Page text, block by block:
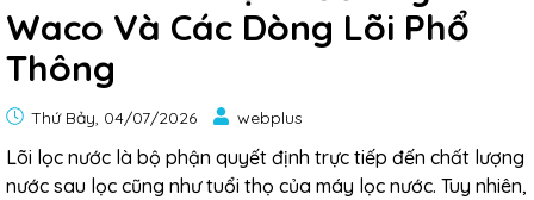
Waco Và Các Dòng Lõi Phổ
Thông
Thứ Bảy, 04/07/2026 webplus
Lõi lọc nước là bộ phận quyết định trực tiếp đến chất lượng
nước sau lọc cũng như tuổi thọ của máy lọc nước. Tuy nhiên,